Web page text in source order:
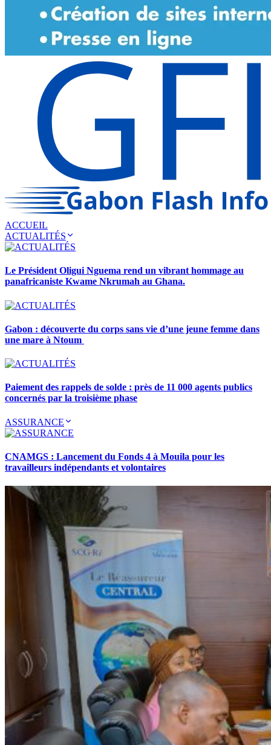
ACCUEIL
ACTUALITÉS
Le Président Oligui Nguema rend un vibrant hommage au
panafricaniste Kwame Nkrumah au Ghana.
Gabon : découverte du corps sans vie d’une jeune femme dans
une mare à Ntoum
Paiement des rappels de solde : près de 11 000 agents publics
concernés par la troisième phase
ASSURANCE
CNAMGS : Lancement du Fonds 4 à Mouila pour les
travailleurs indépendants et volontaires